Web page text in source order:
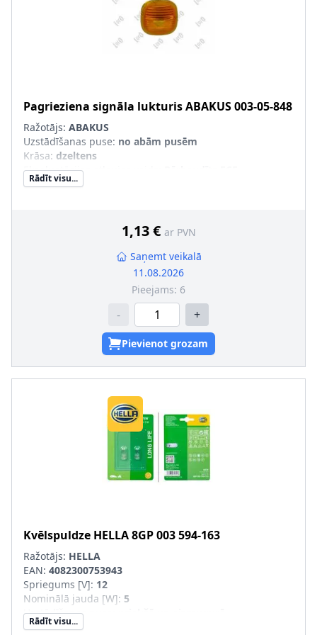
Pagrieziena signāla lukturisABAKUS003-05-848
Ražotājs: ABAKUS
Uzstādīšanas puse: no abām pusēm
Krāsa: dzeltens
Ekspluatācijas atļaujas veids
Papildus artikuls/Papildus informācija
Rādīt visu...
1,13 € ar PVN
Saņemt veikalā
11.08.2026
Pieejams: 6
- +
Pievienot grozam
Kvēlspuldze HELLA8GP 003 594-163
Ražotājs: HELLA
EAN: 4082300753943
Spriegums [V]: 12
Nominālā jauda [W]: 5
Uzstādīšanas puse
Lampas tips:
Rādīt visu...